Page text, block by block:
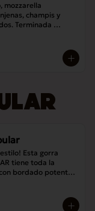
mozzarella
champis y
Terminada
Esta gorra
tiene toda la
bordado potente y